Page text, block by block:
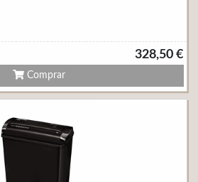
328,50 €
Comprar